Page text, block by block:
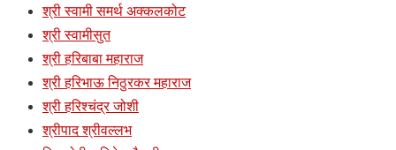
श्री स्वामी समर्थ अक्कलकोट
श्री स्वामीसुत
श्री हरिबाबा महाराज
श्री हरिभाऊ निठुरकर महाराज
श्री हरिश्चंद्र जोशी
श्रीपाद श्रीवल्लभ